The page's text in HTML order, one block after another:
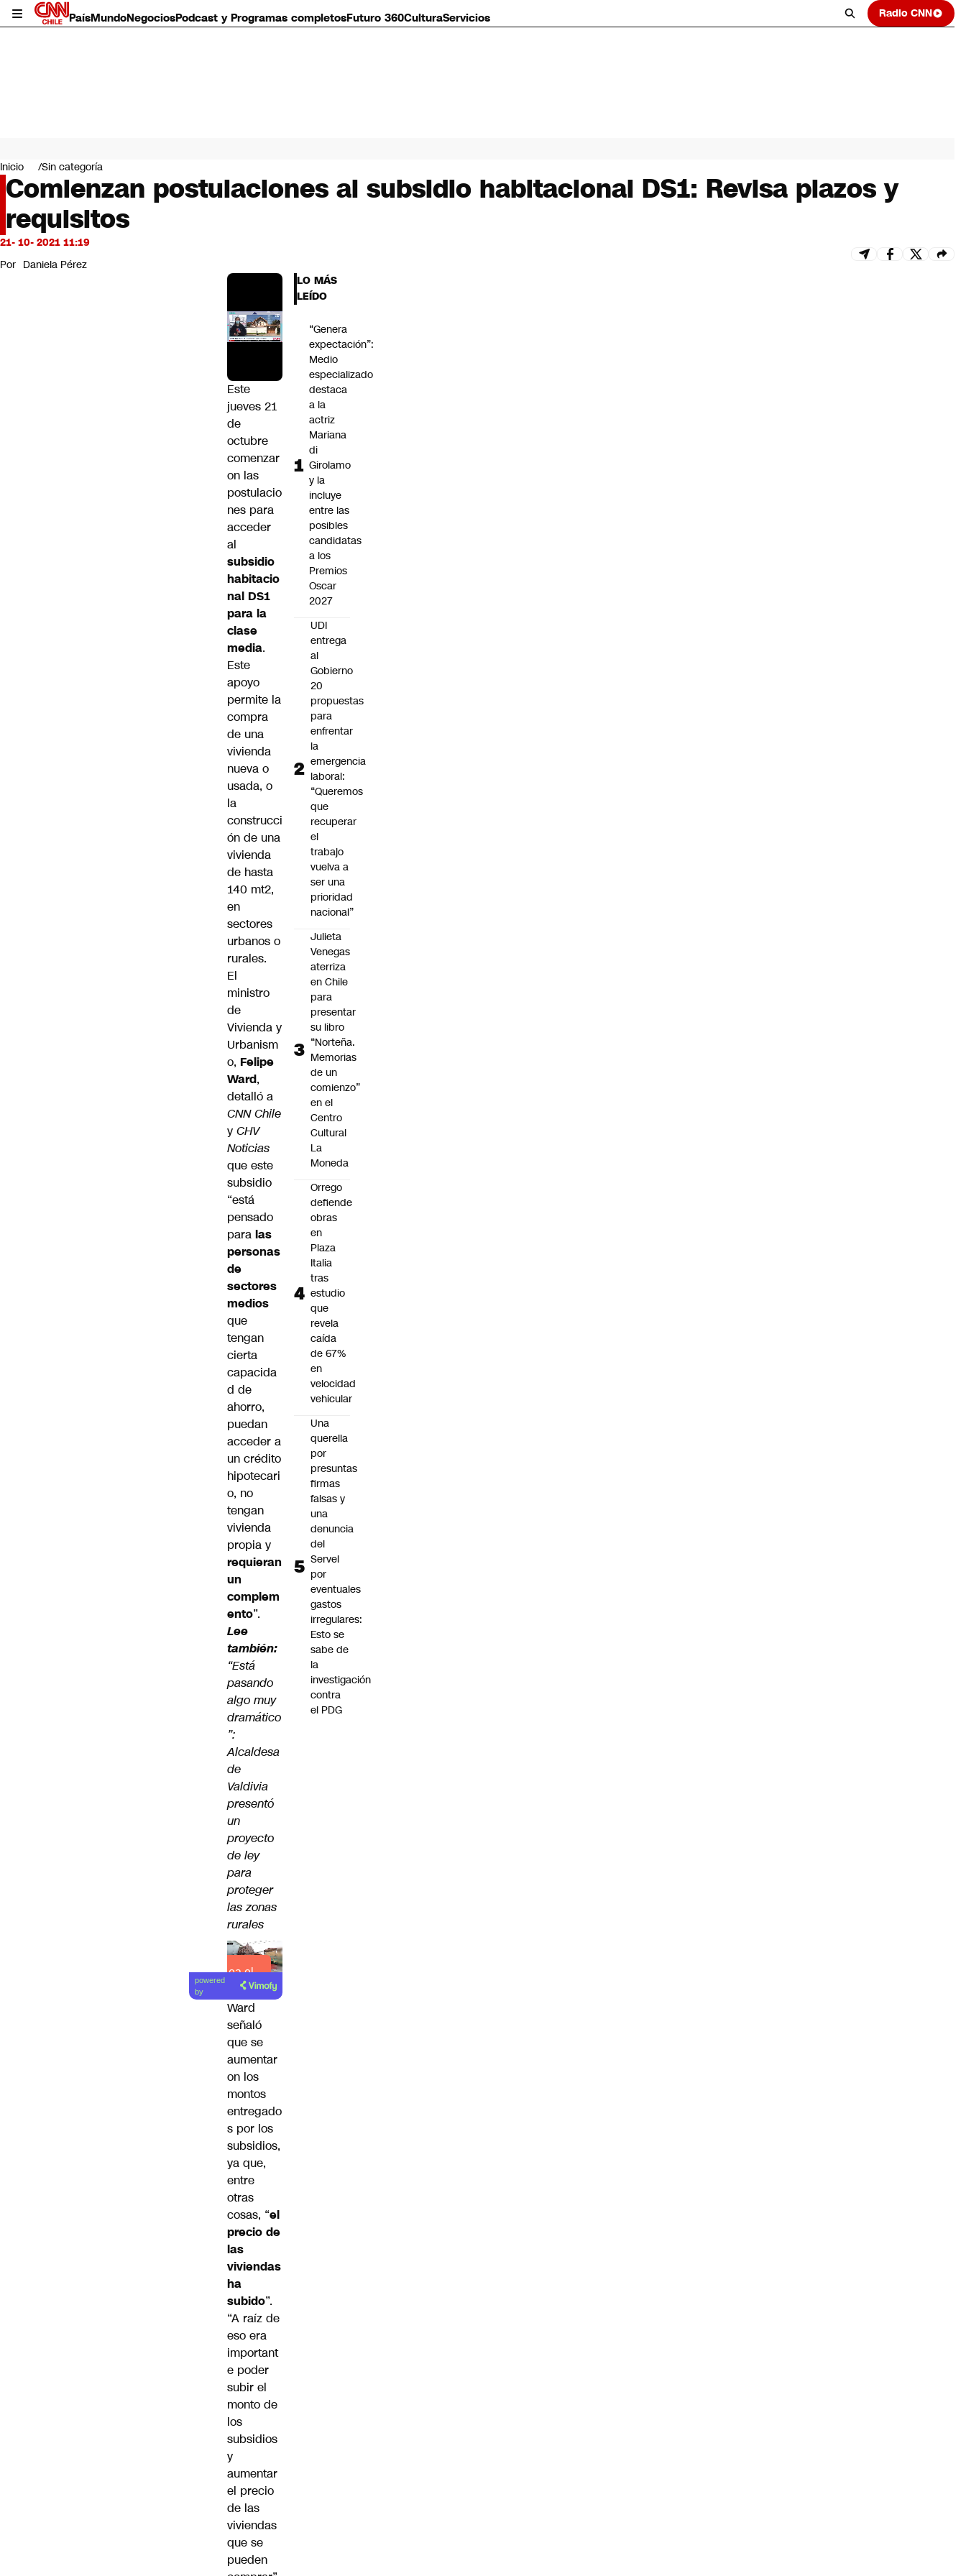
PaísMundoNegociosPodcast y Programas completosFuturo 360CulturaServicios Radio CNN
Mundo
Negocios
Deportes
Programas completos
Cultura
Servicios
Bits
CNN Data
Inicio Sin categoría
Comienzan postulaciones al subsidio habitacional DS1: Revisa plazos y
requisitos
21- 10- 2021 11:19
Por Daniela Pérez
Este
jueves 21
de
octubre
comenzar
on las
postulacio
nes para
acceder
al
subsidio
habitacio
nal DS1
para la
clase
media.
Este
apoyo
permite la
compra
de una
vivienda
nueva o
usada, o
la
construcci
ón de una
vivienda
de hasta
140 mt2,
en
sectores
urbanos o
rurales.
El
ministro
de
Vivienda y
Urbanism
o, Felipe
Ward,
detalló a
CNN Chile
y CHV
Noticias
que este
subsidio
“está
pensado
para las
personas
de
sectores
medios
que
tengan
cierta
capacida
d de
ahorro,
puedan
acceder a
un crédito
hipotecari
o, no
tengan
vivienda
propia y
requieran
un
complem
ento”.
Lee
también:
“Está
pasando
algo muy
dramático
”:
Alcaldesa
de
Valdivia
presentó
un
proyecto
de ley
para
proteger
las zonas
rurales
Lea el
artículo
powered
by
Ward
señaló
que se
aumentar
on los
montos
entregado
s por los
subsidios,
ya que,
entre
otras
cosas, “el
precio de
las
viviendas
ha
subido”.
“A raíz de
eso era
important
e poder
subir el
monto de
los
subsidios
y
aumentar
el precio
de las
viviendas
que se
pueden
LO MÁS
LEÍDO
“Genera
expectación”:
Medio
especializado
destaca
a la
actriz
Mariana
di
Girolamo
y la
incluye
entre las
posibles
candidatas
a los
Premios
Oscar
2027
UDI
entrega
al
Gobierno
20
propuestas
para
enfrentar
la
emergencia
laboral:
“Queremos
que
recuperar
el
trabajo
vuelva a
ser una
prioridad
nacional”
Julieta
Venegas
aterriza
en Chile
para
presentar
su libro
“Norteña.
Memorias
de un
comienzo”
en el
Centro
Cultural
La
Moneda
Orrego
defiende
obras
en
Plaza
Italia
tras
estudio
que
revela
caída
de 67%
en
velocidad
vehicular
Una
querella
por
presuntas
firmas
falsas y
una
denuncia
del
Servel
por
eventuales
gastos
irregulares:
Esto se
sabe de
la
investigación
contra
el PDG